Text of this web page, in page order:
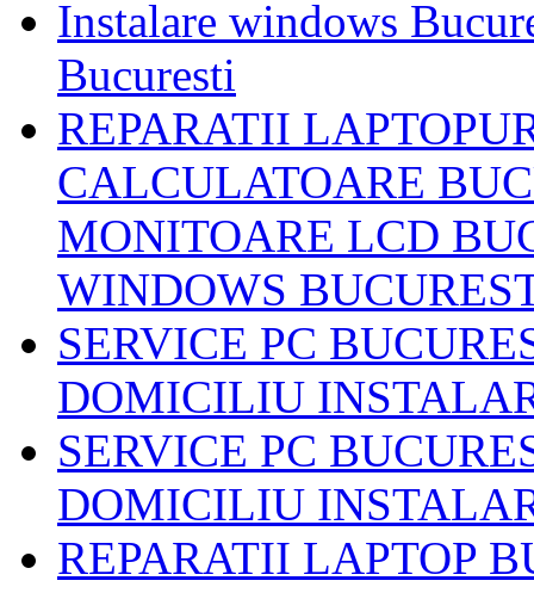
Instalare windows
Bucuresti
REPARATII
CALCULATOARE
MONITOARE LCD
WINDOWS
SERVICE PC
DOMICILIU
SERVICE PC
DOMICILIU
REPARATII LAPTOP